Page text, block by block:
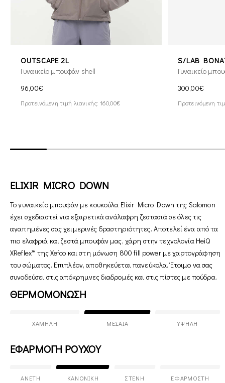
OUTSCAPE 2L
Γυναικείο μπουφάν shell
96,00€
Προτεινόμενη τιμή λιανικής: 160,00€
S/LAB
Γυναικείο
300,00€
Προτεινόμενη
ELIXIR MICRO DOWN
Το γυναικείο μπουφάν με κουκούλα Elixir Micro Down της Salomon
έχει σχεδιαστεί για εξαιρετικά ανάλαφρη ζεστασιά σε όλες τις
αγαπημένες σας χειμερινές δραστηριότητες. Αποτελεί ένα από τα
πιο ελαφριά και ζεστά μπουφάν μας, χάρη στην τεχνολογία HeiQ
XReflex™ της Xefco και στη μόνωση 800 fill power με χαρτογράφηση
του σώματος. Επιπλέον, αποθηκεύεται πανεύκολα. Έτοιμο να σας
συνοδεύσει στις απόκρημνες διαδρομές και στις πίστες με πούδρα.
ΘΕΡΜΟΜΟΝΩΣΗ
ΧΑΜΗΛΉ ΜΕΣΑΊΑ ΥΨΗΛΉ
ΕΦΑΡΜΟΓΗ ΡΟΥΧΟΥ
ΆΝΕΤΗ ΚΑΝΟΝΙΚΉ ΣΤΕΝΉ ΕΦΑΡΜΟΣΤΉ